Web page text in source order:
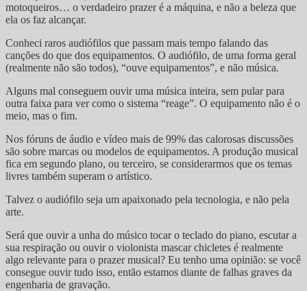
motoqueiros… o verdadeiro prazer é a máquina, e não a beleza que
ela os faz alcançar.
Conheci raros audiófilos que passam mais tempo falando das
canções do que dos equipamentos. O audiófilo, de uma forma geral
(realmente não são todos), “ouve equipamentos”, e não música.
Alguns mal conseguem ouvir uma música inteira, sem pular para
outra faixa para ver como o sistema “reage”. O equipamento não é o
meio, mas o fim.
Nos fóruns de áudio e vídeo mais de 99% das calorosas discussões
são sobre marcas ou modelos de equipamentos. A produção musical
fica em segundo plano, ou terceiro, se considerarmos que os temas
livres também superam o artístico.
Talvez o audiófilo seja um apaixonado pela tecnologia, e não pela
arte.
Será que ouvir a unha do músico tocar o teclado do piano, escutar a
sua respiração ou ouvir o violonista mascar chicletes é realmente
algo relevante para o prazer musical? Eu tenho uma opinião: se você
consegue ouvir tudo isso, então estamos diante de falhas graves da
engenharia de gravação.